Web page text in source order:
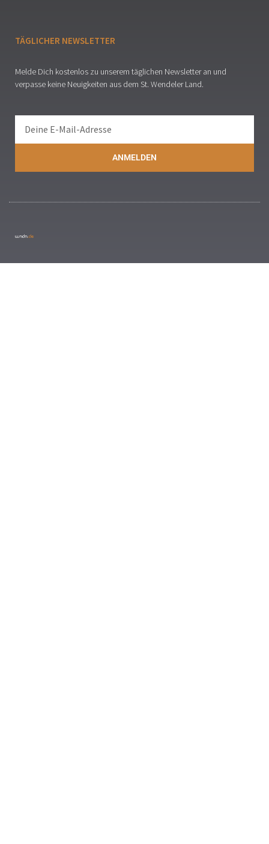
TÄGLICHER NEWSLETTER
Melde Dich kostenlos zu unserem täglichen Newsletter an und
verpasse keine Neuigkeiten aus dem St. Wendeler Land.
ANMELDEN